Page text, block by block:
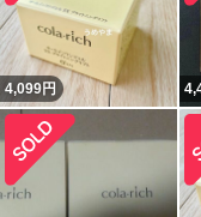
4,099円